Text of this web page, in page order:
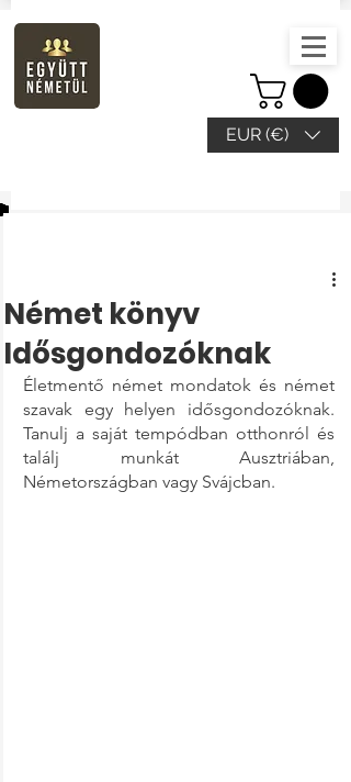
EUR (€)
Német könyv
Idősgondozóknak
Életmentő német mondatok és német
szavak egy helyen idősgondozóknak.
Tanulj a saját tempódban otthonról és
találj munkát Ausztriában,
Németországban vagy Svájcban.